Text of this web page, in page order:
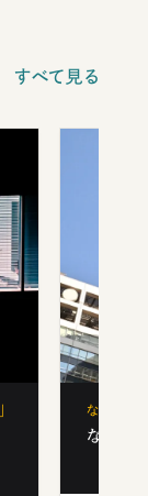
すべて見る
なぜ「フ
なぜ「